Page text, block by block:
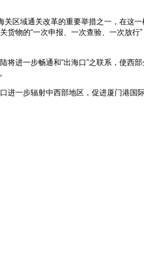
关区域通关改革的重要举措之一，在这
货物的“一次申报、一次查验、一次放行
进一步畅通和“出海口”之联系，使西部
进一步辐射中西部地区，促进厦门港国